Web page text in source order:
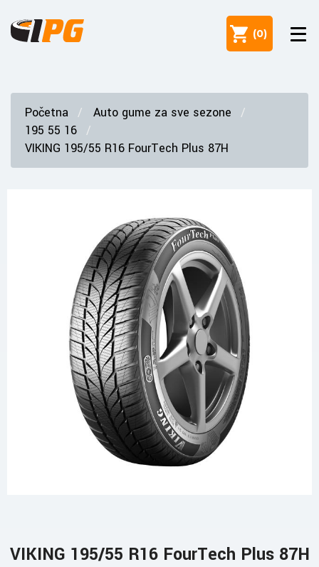
(0)
Početna
Auto gume za sve sezone
195 55 16
VIKING 195/55 R16 FourTech Plus 87H
VIKING 195/55 R16 FourTech Plus 87H